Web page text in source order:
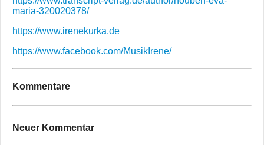
maria-320020378/
https://www.irenekurka.de
https://www.facebook.com/MusikIrene/
Kommentare
Neuer Kommentar